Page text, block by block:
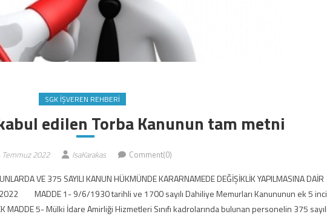
SGK İŞVEREN REHBERI
edilen Torba Kanunun tam metni
Temmuz 2022 IsaKarakas Comment(0)
VE 375 SAYILI KANUN HÜKMÜNDE KARARNAMEDE DEĞİŞİKLİK YAPILMASINA DAİR
MADDE 1- 9/6/1930 tarihli ve 1700 sayılı Dahiliye Memurları Kanununun ek 5 inci
5- Mülki İdare Amirliği Hizmetleri Sınıfı kadrolarında bulunan personelin 375